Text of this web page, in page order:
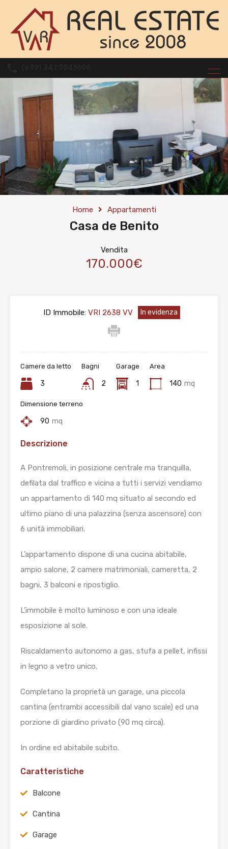
Home Appartamenti
Casa de Benito
Vendita
170.000€
ID Immobile:VRI 2638 VV In evidenza
Camere da letto
3
Bagni
2
Garage
1
Area
140 mq
Dimensione terreno
90 mq
Descrizione
A Pontremoli, in posizione centrale ma tranquilla,
defilata dal traffico e vicina a tutti i servizi vendiamo
un appartamento di 140 mq situato al secondo ed
ultimo piano di una palazzina (senza ascensore) con
6 unità immobiliari.
L’appartamento dispone di una cucina abitabile,
ampio salone, 2 camere matrimoniali, cameretta, 2
bagni, 3 balconi e ripostiglio.
L’immobile è molto luminoso e con una ideale
esposizione al sole.
Riscaldamento autonomo a gas, stufa a pellet, infissi
in legno a vetro unico.
Completano la proprietà un garage, una piccola
cantina (entrambi accessibili dal vano scale) ed una
porzione di giardino privato (90 mq circa).
In ordine ed abitabile subito.
Caratteristiche
Balcone
Cantina
Garage